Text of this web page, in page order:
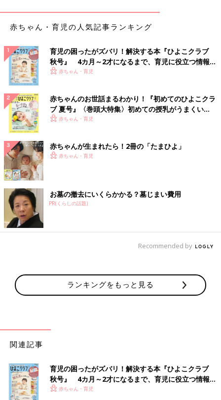
赤ちゃん・育児の人気記事ランキング
育児の困ったがズバリ！解決する本『ひよこクラブ
秋号』 4カ月～2才になるまで、育児に役立つ情報が
いっぱい！
赤ちゃん・育児
赤ちゃんのお世話まるわかり！『初めてのひよこクラ
ブ 夏号』〈巻頭大特集〉初めての授乳がうまくい
く！ おっぱい・ミルクの基本と夏のトラブル 解決テ
赤ちゃん・育児
赤ちゃんが生まれたら！2冊の「たまひよ」
赤ちゃん・育児
お墓の撤去にいくらかかる？墓じまい費用
PR(くらしの話題)
Recommended by
ランキングをもっと見る
関連記事
育児の困ったがズバリ！解決する本『ひよこクラブ
秋号』 4カ月～2才になるまで、育児に役立つ情報が
いっぱい！
赤ちゃん・育児